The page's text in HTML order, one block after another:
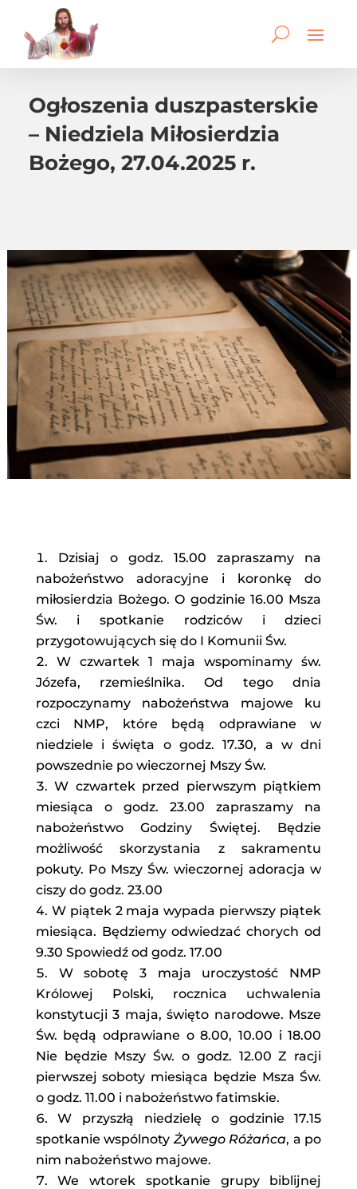
Ogłoszenia duszpasterskie
– Niedziela Miłosierdzia
Bożego, 27.04.2025 r.
Dzisiaj o godz. 15.00 zapraszamy na
nabożeństwo adoracyjne i koronkę do
miłosierdzia Bożego. O godzinie 16.00 Msza
Św. i spotkanie rodziców i dzieci
przygotowujących się do I Komunii Św.
W czwartek 1 maja wspominamy św.
Józefa, rzemieślnika. Od tego dnia
rozpoczynamy nabożeństwa majowe ku
czci NMP, które będą odprawiane w
niedziele i święta o godz. 17.30, a w dni
powszednie po wieczornej Mszy Św.
W czwartek przed pierwszym piątkiem
miesiąca o godz. 23.00 zapraszamy na
nabożeństwo Godziny Świętej. Będzie
możliwość skorzystania z sakramentu
pokuty. Po Mszy Św. wieczornej adoracja w
ciszy do godz. 23.00
W piątek 2 maja wypada pierwszy piątek
miesiąca. Będziemy odwiedzać chorych od
9.30 Spowiedź od godz. 17.00
W sobotę 3 maja uroczystość NMP
Królowej Polski, rocznica uchwalenia
konstytucji 3 maja, święto narodowe. Msze
Św. będą odprawiane o 8.00, 10.00 i 18.00
Nie będzie Mszy Św. o godz. 12.00 Z racji
pierwszej soboty miesiąca będzie Msza Św.
o godz. 11.00 i nabożeństwo fatimskie.
W przyszłą niedzielę o godzinie 17.15
spotkanie wspólnoty Żywego Różańca, a po
nim nabożeństwo majowe.
We wtorek spotkanie grupy biblijnej